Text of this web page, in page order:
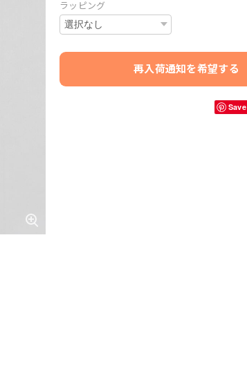
ラッピング
再入荷通知を希望する
Save